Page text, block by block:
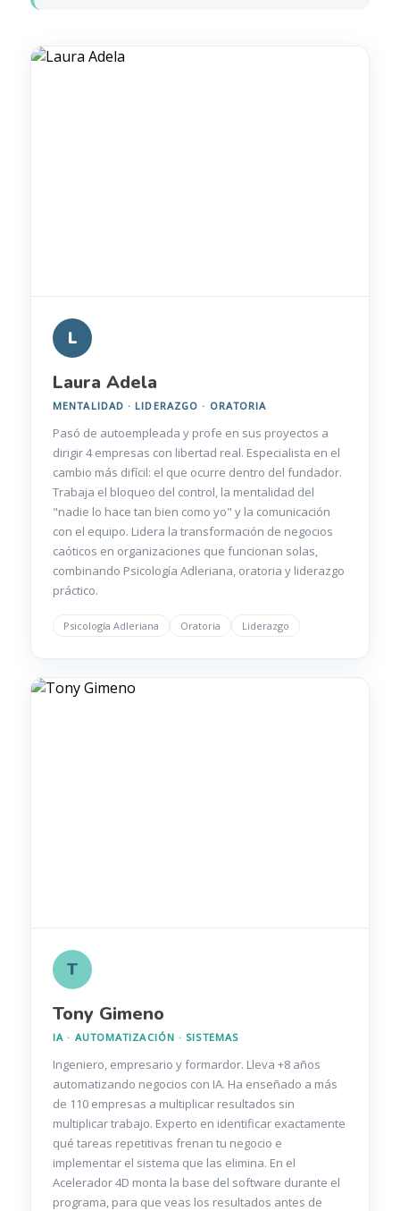
L
Laura Adela
MENTALIDAD · LIDERAZGO · ORATORIA
Pasó de autoempleada y profe en sus proyectos a
dirigir 4 empresas con libertad real. Especialista en el
cambio más difícil: el que ocurre dentro del fundador.
Trabaja el bloqueo del control, la mentalidad del
"nadie lo hace tan bien como yo" y la comunicación
con el equipo. Lidera la transformación de negocios
caóticos en organizaciones que funcionan solas,
combinando Psicología Adleriana, oratoria y liderazgo
práctico.
Psicología Adleriana Oratoria Liderazgo
T
Tony Gimeno
IA · AUTOMATIZACIÓN · SISTEMAS
Ingeniero, empresario y formardor. Lleva +8 años
automatizando negocios con IA. Ha enseñado a más
de 110 empresas a multiplicar resultados sin
multiplicar trabajo. Experto en identificar exactamente
qué tareas repetitivas frenan tu negocio e
implementar el sistema que las elimina. En el
Acelerador 4D monta la base del software durante el
programa, para que veas los resultados antes de